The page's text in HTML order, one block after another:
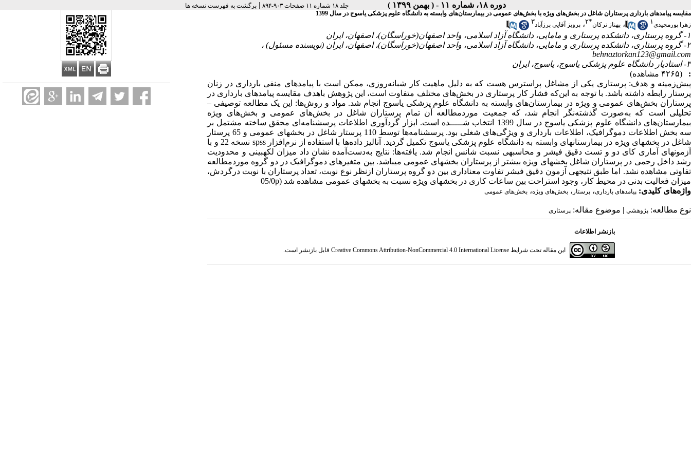
دوره ۱۸، شماره ۱۱ - ( بهمن ۱۳۹۹ ) جلد ۱۸ شماره ۱۱ صفحات ۹۰۳-۸۹۴ | برگشت به فهرست نسخه ها
مقایسه پیامدهای بارداری پرستاران شاغل در بخش‌های ویژه با بخش‌های عمومی در بیمارستان‌های وابسته به دانشگاه علوم پزشکی یاسوج در سال 1399
زهرا پورمجیدی۱ ، بهناز ترکان*۲، پرویز آقایی برزآباد۳
۱- گروه پرستاری، دانشکده پرستاری و مامایی، دانشگاه آزاد اسلامی، واحد اصفهان(خوراسگان)، اصفهان، ایران
۲- گروه پرستاری، دانشکده پرستاری و مامایی، دانشگاه آزاد اسلامی، واحد اصفهان(خوراسگان)، اصفهان، ایران (نویسنده مسئول) ،
behnaztorkan123@gmail.com
۳- استادیار دانشگاه علوم پزشکی یاسوج، یاسوج، ایران
:
(۴۲۶۵ مشاهده)
پیش‌زمینه و هدف: پرستاری یکی از مشاغل پراسترس هست که به دلیل ماهیت کار شبانه‌روزی، ممکن است با پیامدهای منفی بارداری در زنان
پرستار رابطه داشته باشد. با توجه به این‌که فشار کار پرستاری در بخش‌های مختلف متفاوت است، این پژوهش باهدف مقایسه پیامدهای بارداری در
پرستاران بخش‌های عمومی و ویژه در بیمارستان‌های وابسته به دانشگاه علوم پزشکی یاسوج انجام شد. مواد و روش‌ها: این یک مطالعه توصیفی –
تحلیلی است که به‌صورت گذشته‌نگر انجام شد، که جمعیت موردمطالعه آن تمام پرستاران شاغل در بخش‌های عمومی و بخش‌های ویژه
بیمارستان‌های دانشگاه علوم پزشکی یاسوج در سال 1399 انتخاب شـــــده است. ابزار گردآوری اطلاعات پرسشنامه‌ای محقق ساخته مشتمل بر
سه بخش اطلاعات دموگرافیک، اطلاعات بارداری و ویژگی‌های شغلی بود. پرسشنامه‌ها توسط 110 پرستار شاغل در بخش­های عمومی و 65 پرستار
شاغل در بخش­های ویژه در بیمارستان­های وابسته به دانشگاه علوم پزشکی یاسوج تکمیل گردید. آنالیز داده‌ها با استفاده از نرم‌افزار spss نسخه 22 و با
آزمون­های آماری کای دو و تست دقیق فیشر و محاسبه­ی نسبت شانس انجام شد. یافته‌ها: نتایج به‌دست‌آمده نشان داد میزان لکه­بینی و محدودیت
رشد داخل رحمی در پرستاران شاغل بخش­های ویژه بیشتر از پرستاران بخش­های عمومی می­باشد. بین متغیرهای دموگرافیک در دو گروه موردمطالعه
تفاوتی مشاهده نشد. اما طبق نتیجه­ی آزمون دقیق فیشر تفاوت معناداری بین دو گروه پرستاران ازنظر نوع نوبت، تعداد پرستاران با نوبت درگردش،
میزان فعالیت بدنی در محیط کار، وجود استراحت بین ساعات کاری در بخش­های ویژه نسبت به بخش­های عمومی مشاهده شد (05/0p
واژه‌های کلیدی: پیامدهای بارداری، پرستار ، بخش‌های ویژه، بخش‌های عمومی
نوع مطالعه: پژوهشي | موضوع مقاله: پرستاری
بازنشر اطلاعات
این مقاله تحت شرایط Creative Commons Attribution-NonCommercial 4.0 International Licenseقابل بازنشر است.